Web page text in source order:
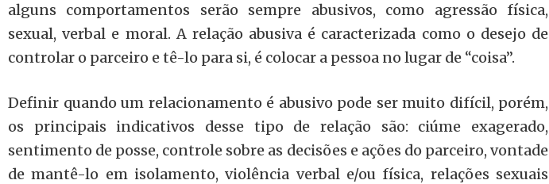
alguns comportamentos serão sempre abusivos, como agressão física,
sexual, verbal e moral. A relação abusiva é caracterizada como o desejo de
controlar o parceiro e tê-lo para si, é colocar a pessoa no lugar de “coisa”.
Definir quando um relacionamento é abusivo pode ser muito difícil, porém,
os principais indicativos desse tipo de relação são: ciúme exagerado,
sentimento de posse, controle sobre as decisões e ações do parceiro, vontade
de mantê-lo em isolamento, violência verbal e/ou física, relações sexuais